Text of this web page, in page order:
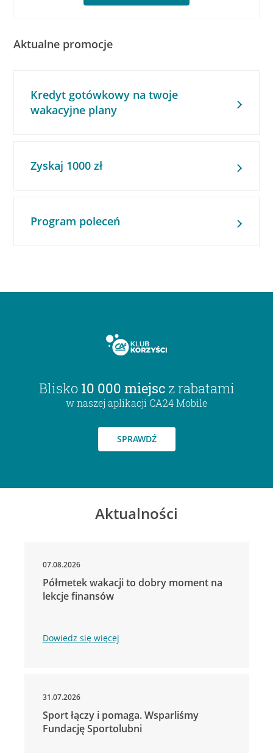
Aktualne promocje
Kredyt gotówkowy na twoje
wakacyjne plany
Zyskaj 1000 zł
Program poleceń
Blisko 10 000 miejsc z rabatami
w naszej aplikacji CA24 Mobile
SPRAWDŹ
Aktualności
07.08.2026
Półmetek wakacji to dobry moment na
lekcje finansów
Dowiedz się więcej
31.07.2026
Sport łączy i pomaga. Wsparliśmy
Fundację Sportolubni